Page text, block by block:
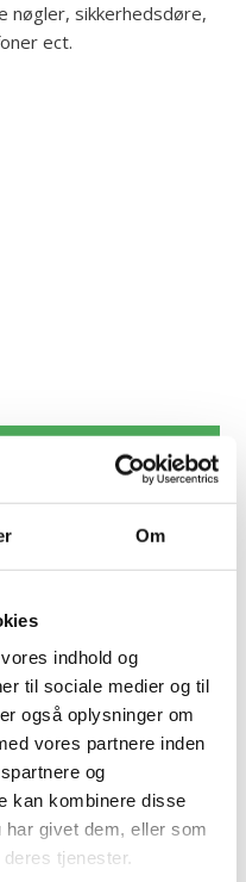
Om
indhold og
til sociale medier og til
også oplysninger om
vores partnere inden
og
kan kombinere disse
givet dem, eller som
tjenester.
nøgler, sikkerhedsdøre,
ect.
52
I DAG